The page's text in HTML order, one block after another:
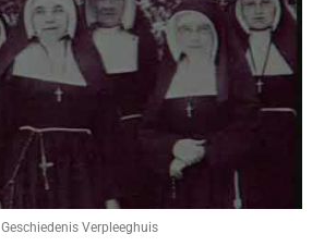
Geschiedenis Verpleeghuis